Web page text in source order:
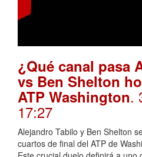
¿Qué canal pasa
vs Ben Shelton
ATP Washington.
17:27
Alejandro Tabilo y Ben Shelton
cuartos de final del ATP de